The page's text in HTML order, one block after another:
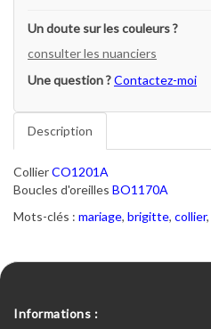
Un doute sur les couleurs ?
consulter les nuanciers
Une question ?Contactez-moi
Description
CollierCO1201A
Boucles d'oreilles BO1170A
Mots-clés : mariage, brigitte, collier,
Informations :